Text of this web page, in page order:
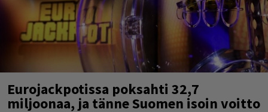
Eurojackpotissa poksahti 32,7
miljoonaa, ja tänne Suomen isoin voitto